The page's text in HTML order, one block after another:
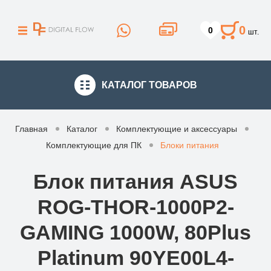
0 0 шт.
КАТАЛОГ ТОВАРОВ
Главная Каталог
Комплектующие и аксессуары
Комплектующие для ПК
Блоки питания
Блок питания ASUS
ROG-THOR-1000P2-
GAMING 1000W, 80Plus
Platinum 90YE00L4-